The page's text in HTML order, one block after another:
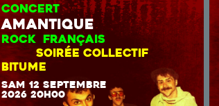
CONCERT
amantique
ROCK FRANÇAIS
SOIRÉE COLLECTIF
BITUME
SAM 12 SEPTEMBRE
2026 20H00